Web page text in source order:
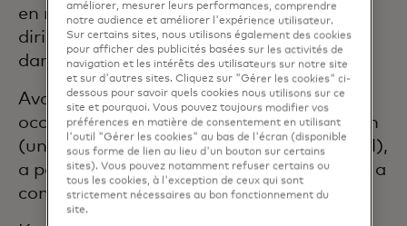
en menant l’expansion du marché et en
dirigeant la transformation structurelle
dans toutes les régions.
Avant de rejoindre Mastercard, Katia a
occupé des postes de direction chez Isban
(une filiale du groupe Santander au Brésil),
a passé près de dix ans chez Citi Brésil et a
commencé sa carrière chez KPMG.
améliorer, mesurer leurs performances, comprendre
notre audience et améliorer l'expérience utilisateur.
Sur certains sites, nous utilisons également des cookies
pour afficher des publicités basées sur les activités de
navigation et les intérêts des utilisateurs sur notre site
et sur d'autres sites. Cliquez sur "Gérer les cookies" ci-
dessous pour savoir quels cookies nous utilisons sur ce
site et pourquoi. Vous pouvez toujours modifier vos
préférences en matière de consentement en utilisant
l'outil "Gérer les cookies" au bas de l'écran (disponible
sous forme de lien au lieu d'un bouton sur certains
sites). Vous pouvez notamment refuser certains ou
tous les cookies, à l'exception de ceux qui sont
strictement nécessaires au bon fonctionnement du
site.